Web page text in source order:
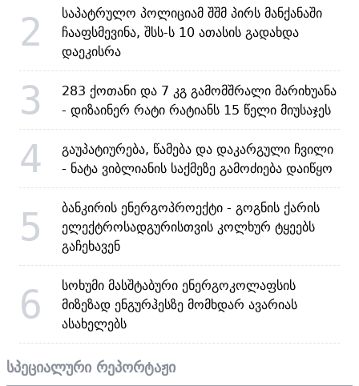
2
საპატრულო პოლიციამ შშმ პირს მანქანაში
ჩააფსმევინა, შსს-ს 10 ათასის გადახდა
დაეკისრა
3
283 ქოთანი და 7 კგ გამომშრალი მარიხუანა
- დიზაინერ რატი რატიანს 15 წელი მიუსაჯეს
4
გაუპატიურება, წამება და დაკარგული ჩვილი
- ნატა ვიბლიანის საქმეზე გამოძიება დაიწყო
5
ბანკირის ენერგოპროექტი - გოგნის ქარის
ელექტროსადგურისთვის კოლხურ ტყეებს
გაჩეხავენ
6
სოხუმი მასშტაბური ენერგოკოლაფსის
მიზეზად ენგურჰესზე მომხდარ ავარიას
ასახელებს
სპეციალური რეპორტაჟი